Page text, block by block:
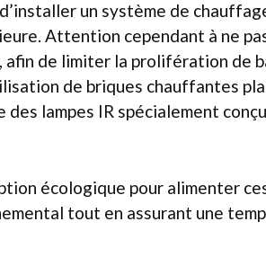
un système de
Attention cependant à ne
afin de limiter la prolifération de
de briques chauffantes
lampes IR spécialement
écologique pour alimenter
tout en assurant une